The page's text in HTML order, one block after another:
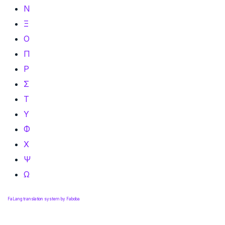
Ν
Ξ
Ο
Π
Ρ
Σ
Τ
Υ
Φ
Χ
Ψ
Ω
FaLang translation system by Faboba